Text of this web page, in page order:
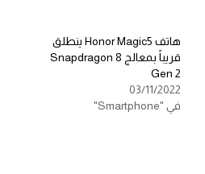
هاتف Honor Magic5 ينطلق
قريباً بمعالج Snapdragon 8
Gen 2
03/11/2022
في "Smartphone"